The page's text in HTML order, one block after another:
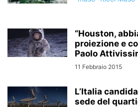
“Houston,
proiezione e
Paolo
11 Febbraio 2015
L’Italia
sede del